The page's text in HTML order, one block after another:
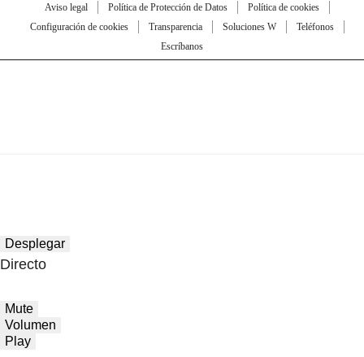
Aviso legal Política de Protección de Datos
Política de cookies
Configuración de cookies
Transparencia Soluciones W
Teléfonos
Escríbanos
Desplegar
Directo
Mute
Volumen
Play